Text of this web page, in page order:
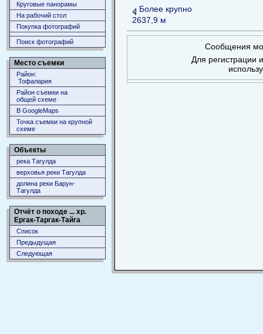
Круговые панорамы
На рабочий стол
Покупка фотографий
Поиск фотографий
Место съемки
Район:
Тофалария
Район съемки на
общей схеме
В GoogleMaps
Точка съемки на крупной
схеме
Объекты
река Тагулда
верховья реки Тагулда
долина реки Барун-
Тагулда
Отчёт о походе ... хр.
Ергак-Таргак-Тайга
Список
Предыдущая
Следующая
Более крупно
2637,9 м
Сообщения
Для регистрации